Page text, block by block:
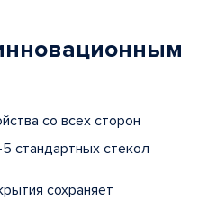
со всех сторон
стандартных стекол
сохраняет